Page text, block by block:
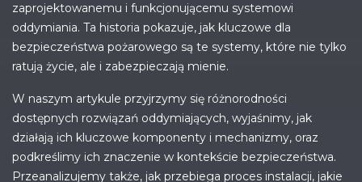
zaprojektowanemu i funkcjonującemu systemowi
oddymiania. Ta historia pokazuje, jak kluczowe dla
bezpieczeństwa pożarowego są te systemy, które nie tylko
ratują życie, ale i zabezpieczają mienie.
W naszym artykule przyjrzymy się różnorodności
dostępnych rozwiązań oddymiających, wyjaśnimy, jak
działają ich kluczowe komponenty i mechanizmy, oraz
podkreślimy ich znaczenie w kontekście bezpieczeństwa.
Przeanalizujemy także, jak przebiega proces instalacji, jakie